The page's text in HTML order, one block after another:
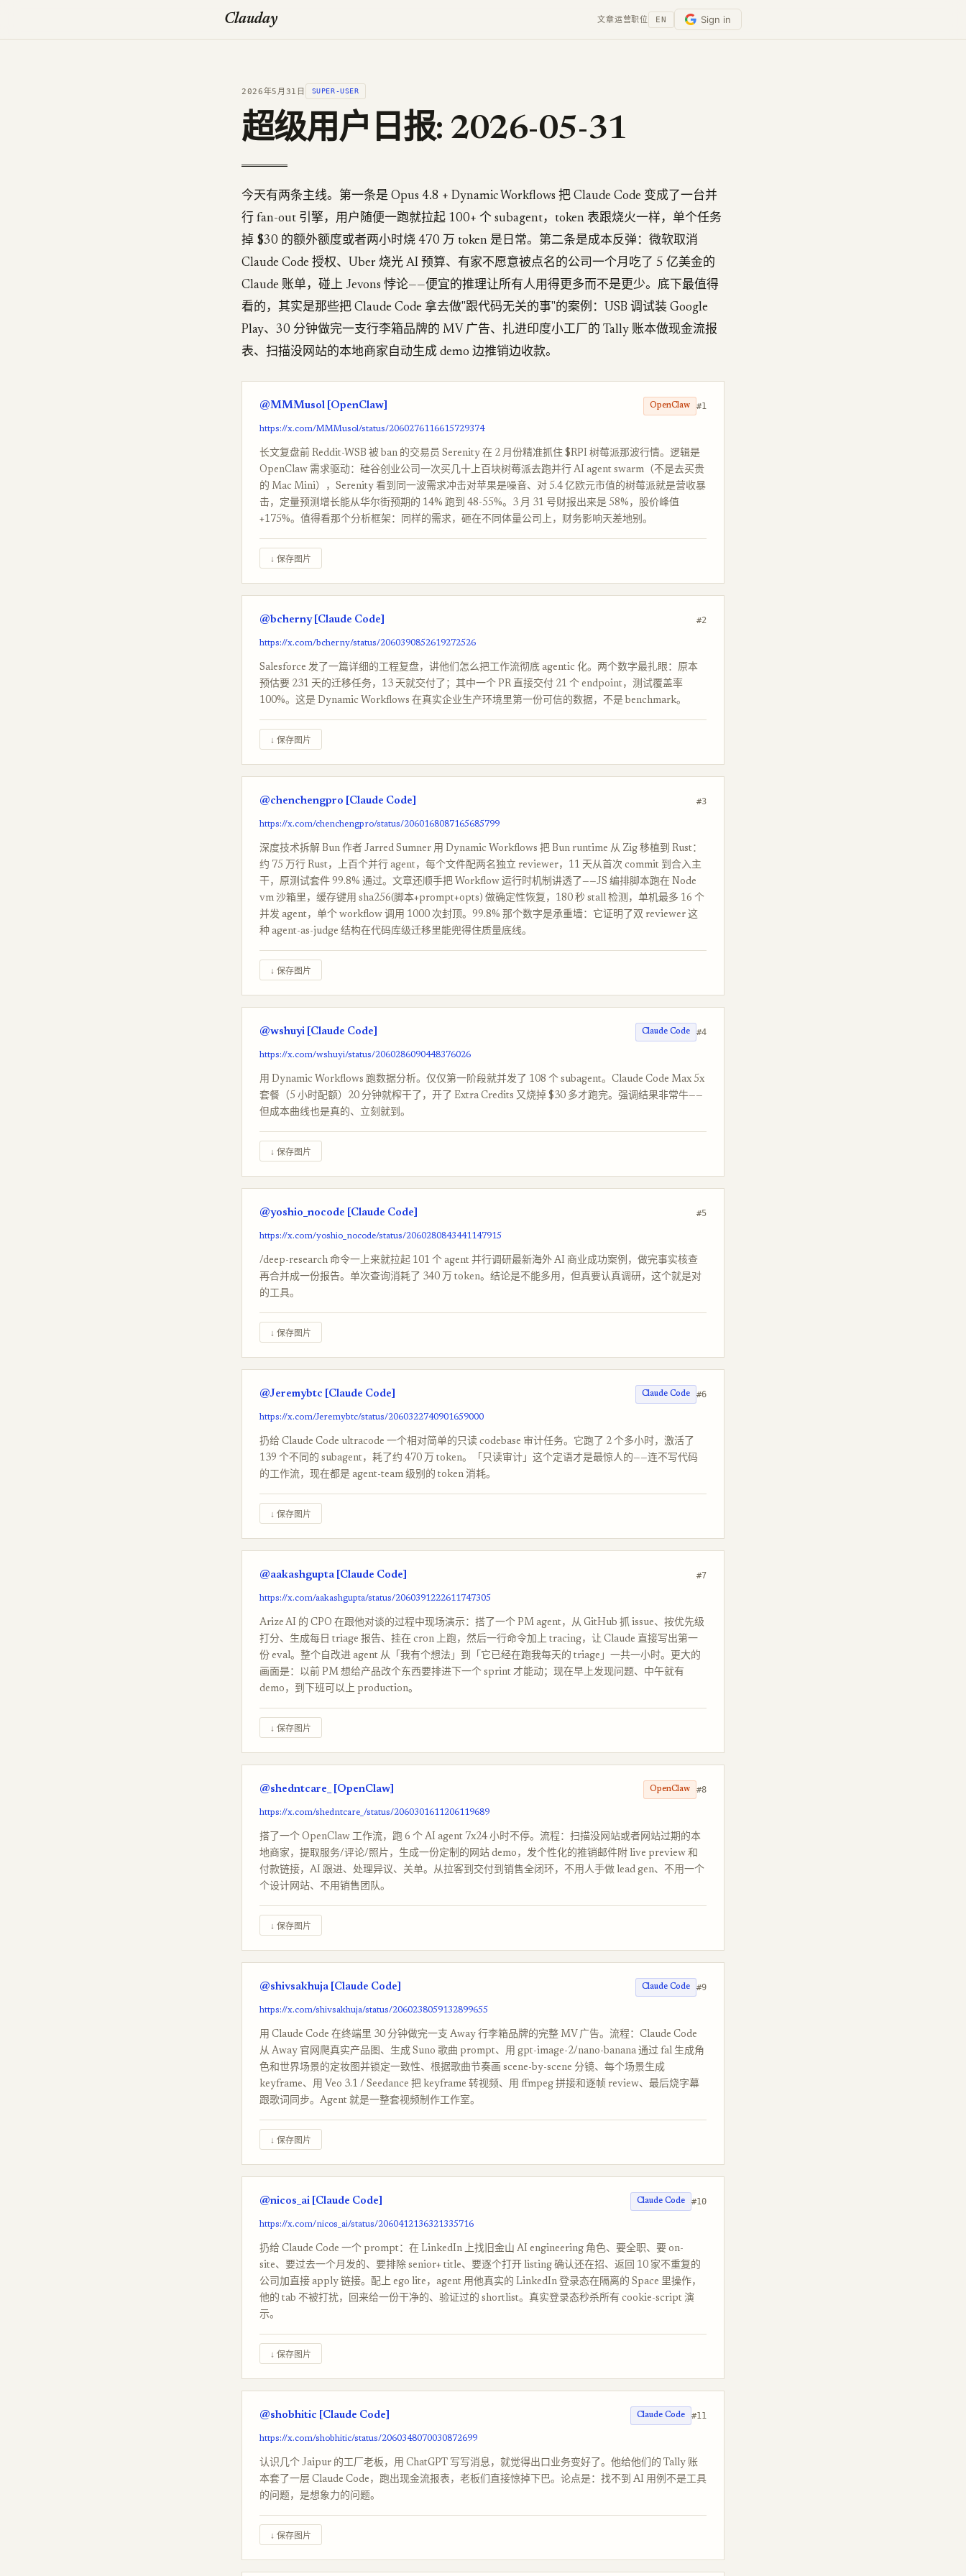
Clauday 文章运营职位 EN Sign in
2026年5月31日 SUPER-USER
超级用户日报: 2026-05-31
今天有两条主线。第一条是 Opus 4.8 + Dynamic Workflows 把 Claude Code 变成了一台并
行 fan-out 引擎，用户随便一跑就拉起 100+ 个 subagent，token 表跟烧火一样，单个任务
掉 $30 的额外额度或者两小时烧 470 万 token 是日常。第二条是成本反弹：微软取消
Claude Code 授权、Uber 烧光 AI 预算、有家不愿意被点名的公司一个月吃了 5 亿美金的
Claude 账单，碰上 Jevons 悖论——便宜的推理让所有人用得更多而不是更少。底下最值得
看的，其实是那些把 Claude Code 拿去做"跟代码无关的事"的案例：USB 调试装 Google
Play、30 分钟做完一支行李箱品牌的 MV 广告、扎进印度小工厂的 Tally 账本做现金流报
表、扫描没网站的本地商家自动生成 demo 边推销边收款。
@MMMusol [OpenClaw] OpenClaw #1
https://x.com/MMMusol/status/2060276116615729374
长文复盘前 Reddit-WSB 被 ban 的交易员 Serenity 在 2 月份精准抓住 $RPI 树莓派那波行情。逻辑是
OpenClaw 需求驱动：硅谷创业公司一次买几十上百块树莓派去跑并行 AI agent swarm（不是去买贵
的 Mac Mini），Serenity 看到同一波需求冲击对苹果是噪音、对 5.4 亿欧元市值的树莓派就是营收暴
击，定量预测增长能从华尔街预期的 14% 跑到 48-55%。3 月 31 号财报出来是 58%，股价峰值
+175%。值得看那个分析框架：同样的需求，砸在不同体量公司上，财务影响天差地别。
↓ 保存图片
@bcherny [Claude Code] #2
https://x.com/bcherny/status/2060390852619272526
Salesforce 发了一篇详细的工程复盘，讲他们怎么把工作流彻底 agentic 化。两个数字最扎眼：原本
预估要 231 天的迁移任务，13 天就交付了；其中一个 PR 直接交付 21 个 endpoint，测试覆盖率
100%。这是 Dynamic Workflows 在真实企业生产环境里第一份可信的数据，不是 benchmark。
↓ 保存图片
@chenchengpro [Claude Code] #3
https://x.com/chenchengpro/status/2060168087165685799
深度技术拆解 Bun 作者 Jarred Sumner 用 Dynamic Workflows 把 Bun runtime 从 Zig 移植到 Rust：
约 75 万行 Rust，上百个并行 agent，每个文件配两名独立 reviewer，11 天从首次 commit 到合入主
干，原测试套件 99.8% 通过。文章还顺手把 Workflow 运行时机制讲透了——JS 编排脚本跑在 Node
vm 沙箱里，缓存键用 sha256(脚本+prompt+opts) 做确定性恢复，180 秒 stall 检测，单机最多 16 个
并发 agent，单个 workflow 调用 1000 次封顶。99.8% 那个数字是承重墙：它证明了双 reviewer 这
种 agent-as-judge 结构在代码库级迁移里能兜得住质量底线。
↓ 保存图片
@wshuyi [Claude Code] Claude Code #4
https://x.com/wshuyi/status/2060286090448376026
用 Dynamic Workflows 跑数据分析。仅仅第一阶段就并发了 108 个 subagent。Claude Code Max 5x
套餐（5 小时配额）20 分钟就榨干了，开了 Extra Credits 又烧掉 $30 多才跑完。强调结果非常牛——
但成本曲线也是真的、立刻就到。
↓ 保存图片
@yoshio_nocode [Claude Code] #5
https://x.com/yoshio_nocode/status/2060280843441147915
/deep-research 命令一上来就拉起 101 个 agent 并行调研最新海外 AI 商业成功案例，做完事实核查
再合并成一份报告。单次查询消耗了 340 万 token。结论是不能多用，但真要认真调研，这个就是对
的工具。
↓ 保存图片
@Jeremybtc [Claude Code] Claude Code #6
https://x.com/Jeremybtc/status/2060322740901659000
扔给 Claude Code ultracode 一个相对简单的只读 codebase 审计任务。它跑了 2 个多小时，激活了
139 个不同的 subagent，耗了约 470 万 token。「只读审计」这个定语才是最惊人的——连不写代码
的工作流，现在都是 agent-team 级别的 token 消耗。
↓ 保存图片
@aakashgupta [Claude Code] #7
https://x.com/aakashgupta/status/2060391222611747305
Arize AI 的 CPO 在跟他对谈的过程中现场演示：搭了一个 PM agent，从 GitHub 抓 issue、按优先级
打分、生成每日 triage 报告、挂在 cron 上跑，然后一行命令加上 tracing，让 Claude 直接写出第一
份 eval。整个自改进 agent 从「我有个想法」到「它已经在跑我每天的 triage」一共一小时。更大的
画面是：以前 PM 想给产品改个东西要排进下一个 sprint 才能动；现在早上发现问题、中午就有
demo，到下班可以上 production。
↓ 保存图片
@shedntcare_ [OpenClaw] OpenClaw #8
https://x.com/shedntcare_/status/2060301611206119689
搭了一个 OpenClaw 工作流，跑 6 个 AI agent 7x24 小时不停。流程：扫描没网站或者网站过期的本
地商家，提取服务/评论/照片，生成一份定制的网站 demo，发个性化的推销邮件附 live preview 和
付款链接，AI 跟进、处理异议、关单。从拉客到交付到销售全闭环，不用人手做 lead gen、不用一个
个设计网站、不用销售团队。
↓ 保存图片
@shivsakhuja [Claude Code] Claude Code #9
https://x.com/shivsakhuja/status/2060238059132899655
用 Claude Code 在终端里 30 分钟做完一支 Away 行李箱品牌的完整 MV 广告。流程：Claude Code
从 Away 官网爬真实产品图、生成 Suno 歌曲 prompt、用 gpt-image-2/nano-banana 通过 fal 生成角
色和世界场景的定妆图并锁定一致性、根据歌曲节奏画 scene-by-scene 分镜、每个场景生成
keyframe、用 Veo 3.1 / Seedance 把 keyframe 转视频、用 ffmpeg 拼接和逐帧 review、最后烧字幕
跟歌词同步。Agent 就是一整套视频制作工作室。
↓ 保存图片
@nicos_ai [Claude Code] Claude Code #10
https://x.com/nicos_ai/status/2060412136321335716
扔给 Claude Code 一个 prompt：在 LinkedIn 上找旧金山 AI engineering 角色、要全职、要 on-
site、要过去一个月发的、要排除 senior+ title、要逐个打开 listing 确认还在招、返回 10 家不重复的
公司加直接 apply 链接。配上 ego lite，agent 用他真实的 LinkedIn 登录态在隔离的 Space 里操作，
他的 tab 不被打扰，回来给一份干净的、验证过的 shortlist。真实登录态秒杀所有 cookie-script 演
示。
↓ 保存图片
@shobhitic [Claude Code] Claude Code #11
https://x.com/shobhitic/status/2060348070030872699
认识几个 Jaipur 的工厂老板，用 ChatGPT 写写消息，就觉得出口业务变好了。他给他们的 Tally 账
本套了一层 Claude Code，跑出现金流报表，老板们直接惊掉下巴。论点是：找不到 AI 用例不是工具
的问题，是想象力的问题。
↓ 保存图片